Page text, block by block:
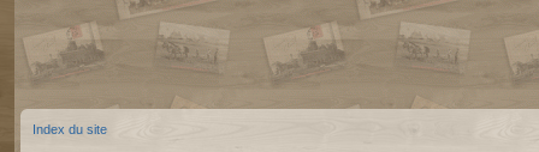
Index du site